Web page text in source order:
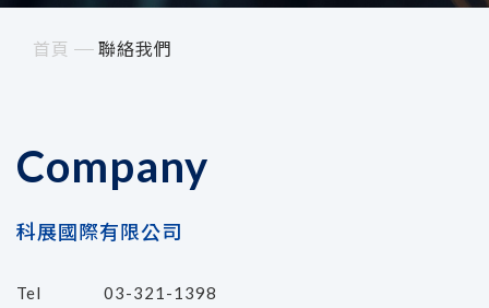
首頁 聯絡我們
Company
科展國際有限公司
Tel 03-321-1398